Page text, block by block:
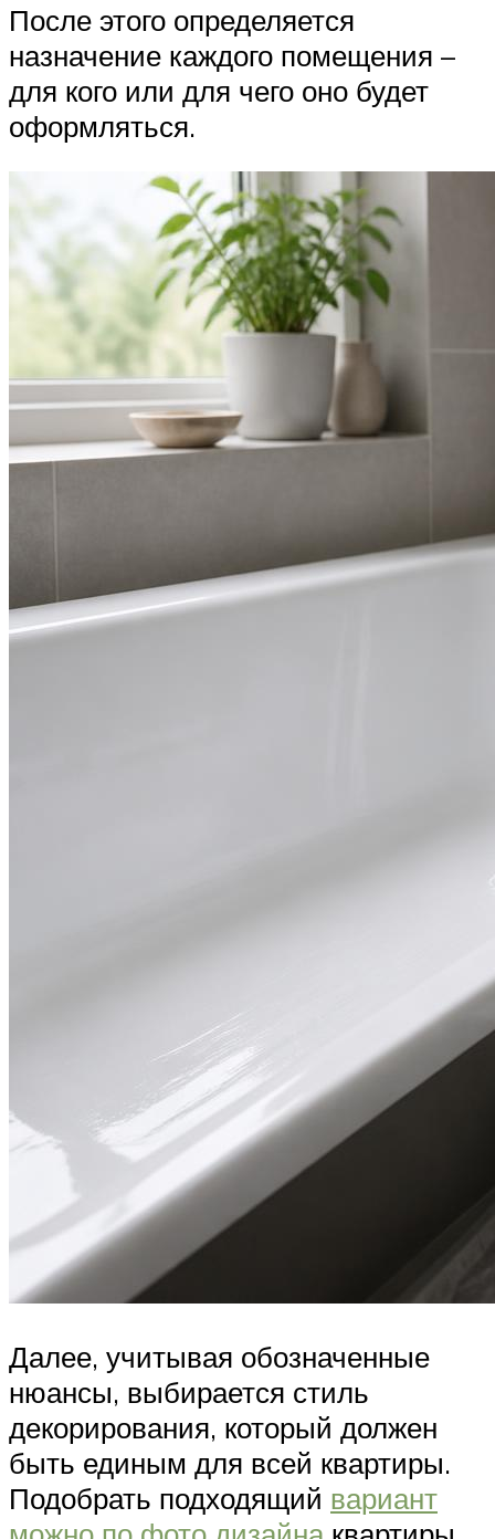
После этого определяется
назначение каждого помещения –
для кого или для чего оно будет
оформляться.
Далее, учитывая обозначенные
нюансы, выбирается стиль
декорирования, который должен
быть единым для всей квартиры.
Подобрать подходящий вариант